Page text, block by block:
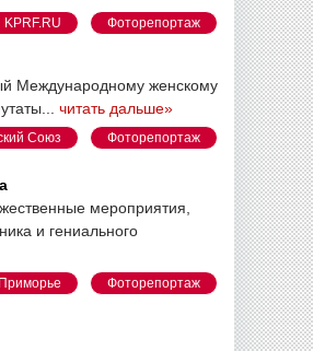
KPRF.RU Фоторепортаж
Международному женскому
читать дальше»
Союз Фоторепортаж
мероприятия,
и гениального
Приморье Фоторепортаж